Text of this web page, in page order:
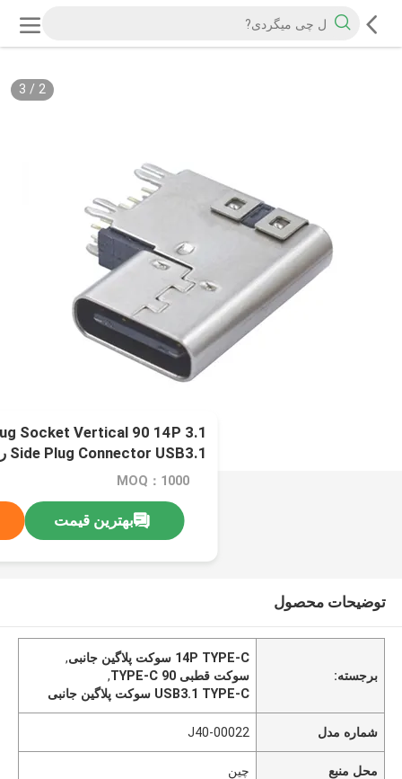
2
/
3
Socket Vertical 90 14P
Side Plug Connector USB3.1 رابط شارژ سریع
MOQ：1000
بهترین قیمت
توضیحات محصول
برجسته:
14P TYPE-C سوکت پلاگین جانبی
,
سوکت قطبی 90 TYPE-C
,
USB3.1 TYPE-C سوکت پلاگین جانبی
شماره مدل J40-00022
محل منبع چین